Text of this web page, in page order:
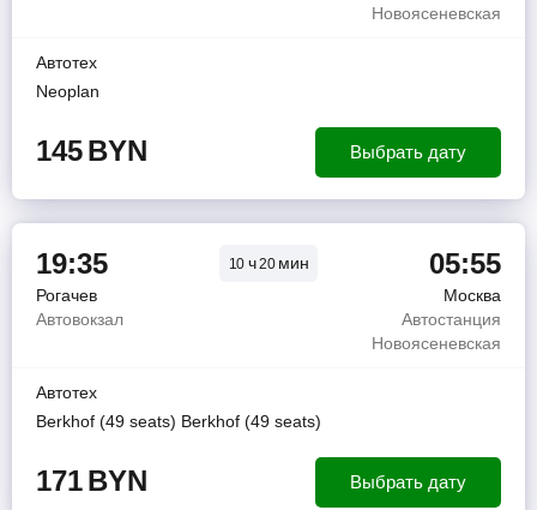
Новоясеневская
Автотех
Neoplan
145BYN Выбрать дату
19:35 10 ч20 мин 05:55
Рогачев
Москва
Автовокзал
Автостанция
Новоясеневская
Автотех
Berkhof (49 seats) Berkhof (49 seats)
171BYN Выбрать дату